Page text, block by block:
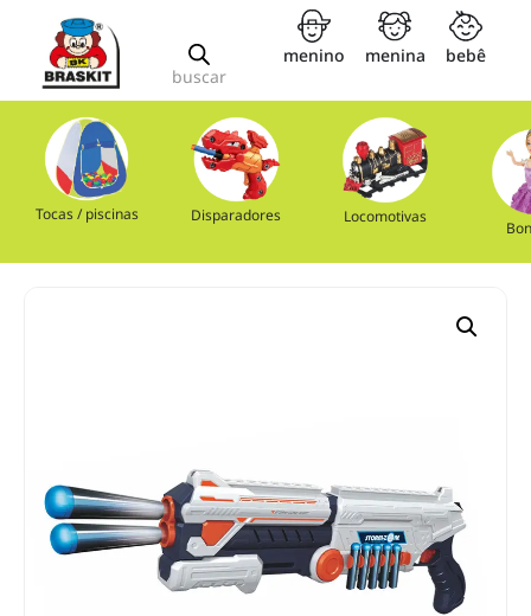
buscar
menino menina bebê
Tocas / piscinas Disparadores Locomotivas